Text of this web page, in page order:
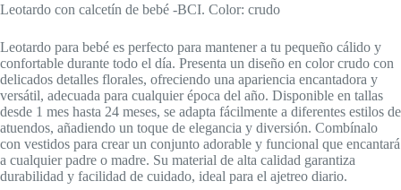
Leotardo con calcetín de bebé -BCI. Color: crudo
Leotardo para bebé es perfecto para mantener a tu pequeño cálido y
confortable durante todo el día. Presenta un diseño en color crudo con
delicados detalles florales, ofreciendo una apariencia encantadora y
versátil, adecuada para cualquier época del año. Disponible en tallas
desde 1 mes hasta 24 meses, se adapta fácilmente a diferentes estilos de
atuendos, añadiendo un toque de elegancia y diversión. Combínalo
con vestidos para crear un conjunto adorable y funcional que encantará
a cualquier padre o madre. Su material de alta calidad garantiza
durabilidad y facilidad de cuidado, ideal para el ajetreo diario.